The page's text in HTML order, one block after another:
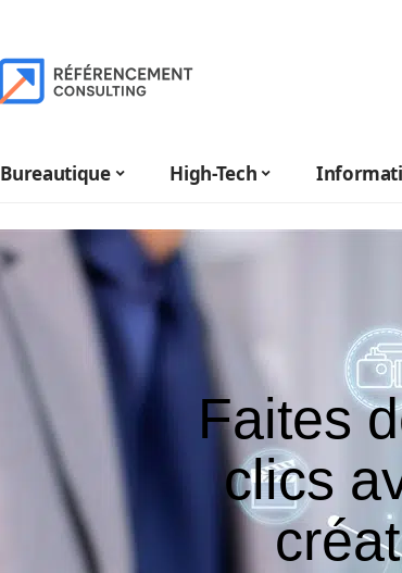
Bureautique High-Tech
Faites
clics